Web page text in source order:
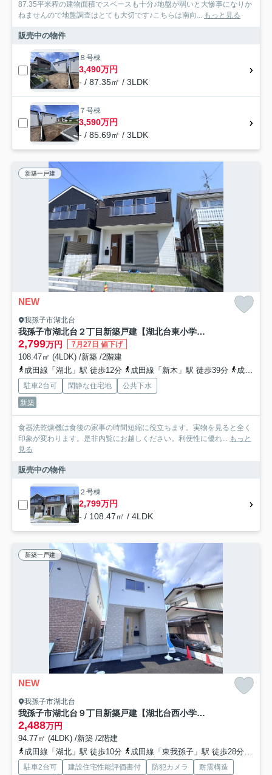
87.35平米程の建物面積でスペースも十分♪地盤が弱いと大惨事になりか
ねませんので地盤調査はとても大切です♪こちらは南向... もっと見る
販売中の物件
８号棟
3,490万円
- / 87.35㎡ / 3LDK
７号棟
3,590万円
- / 85.69㎡ / 3LDK
新築一戸建
NEW
我孫子市湖北台
我孫子市湖北台２丁目新築戸建【湖北台東小学校：3分】
2,799万円 7月27日 値下げ
108.47㎡ (4LDK) /新築 /2階建
成田線「湖北」駅 徒歩12分
成田線「新木」駅 徒歩39分 成田線「東我孫子」駅 徒歩46分
駐車2台可 閑静な住宅地
公共下水
新築
食器洗乾燥機は食後の家事の時間短縮に役立ちます。実物を見ると全く
印象が変わります。是非内覧にお越しください。利便性に優れ... もっと
見る
販売中の物件
２号棟
2,799万円
- / 108.47㎡ / 4LDK
新築一戸建
NEW
我孫子市湖北台
我孫子市湖北台９丁目新築戸建【湖北台西小学校：4分】
2,488万円
94.77㎡ (4LDK) /新築 /2階建
成田線「湖北」駅 徒歩10分
成田線「東我孫子」駅 徒歩28分
駐車2台可 建設住宅性能評価書付 防犯カメラ
耐震構造